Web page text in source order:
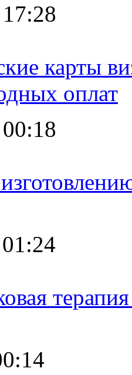
карты
оплат